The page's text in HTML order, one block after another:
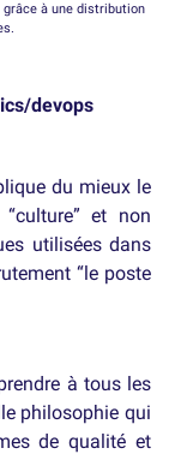
à une distribution
devops
du mieux le
et non
utilisées dans
“le poste
à tous les
philosophie qui
de qualité et